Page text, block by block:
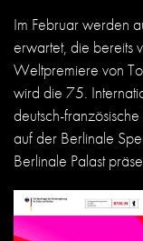
Im Februar werden
erwartet, die bereits
Weltpremiere von
wird die 75.
deutsch-
auf der Berlinale
Berlinale Palast